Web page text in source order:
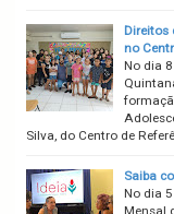
Direitos
no
No dia
Silva, do Centro de
Saiba
No dia